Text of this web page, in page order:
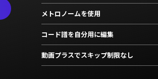
メトロノームを使用
コード譜を自分用に編集
動画プラスでスキップ制限なし